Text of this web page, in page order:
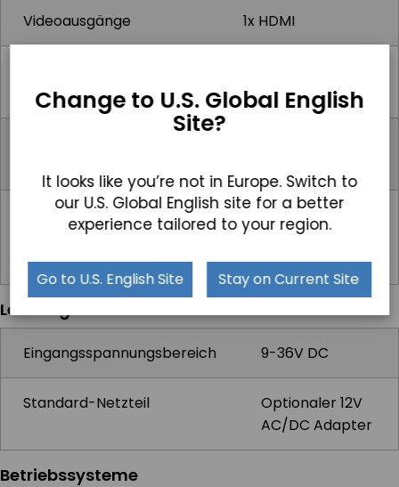
Videoausgänge 1x HDMI
Computeranschlüsse
Switch Anschluss
Stromeingangsanschluss
3-poliger DC-
Eingang (Phoenix-
Typ)
Leistung
Eingangsspannungsbereich 9-36V DC
Standard-Netzteil
Optionaler 12V
AC/DC Adapter
Betriebssysteme
Change to U.S. Global English
Site?
It looks like you’re not in Europe. Switch to
our U.S. Global English site for a better
experience tailored to your region.
Go to U.S. English Site Stay on Current Site